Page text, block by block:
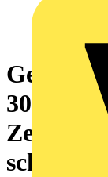
30000
Zeichen:
schwarz,